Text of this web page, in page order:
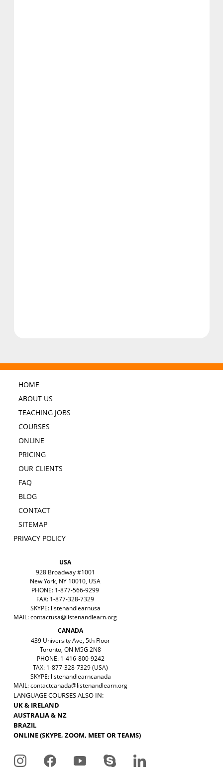
HOME
ABOUT US
TEACHING JOBS
COURSES
ONLINE
PRICING
OUR CLIENTS
FAQ
BLOG
CONTACT
SITEMAP
PRIVACY POLICY
USA
928 Broadway #1001
New York, NY 10010, USA
PHONE: 1-877-566-9299
FAX: 1-877-328-7329
SKYPE: listenandlearnusa
MAIL:contactusa@listenandlearn.org
CANADA
439 University Ave, 5th Floor
Toronto, ON M5G 2N8
PHONE: 1-416-800-9242
TAX: 1-877-328-7329 (USA)
SKYPE: listenandlearncanada
MAIL:contactcanada@listenandlearn.org
LANGUAGE COURSES ALSO IN:
UK & IRELAND
AUSTRALIA & NZ
BRAZIL
ONLINE (SKYPE, ZOOM, MEET OR TEAMS)